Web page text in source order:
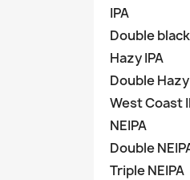
IPA
Double
Hazy IPA
Double Hazy
West Coast
NEIPA
Double
Triple NEIPA